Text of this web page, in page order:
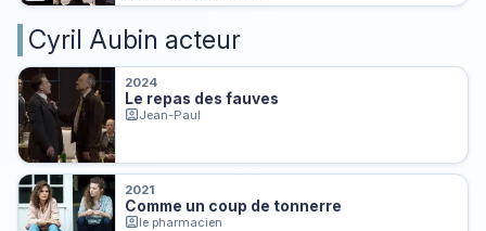
Cyril Aubin acteur
2024
Le repas des fauves
Jean-Paul
2021
Comme un coup de tonnerre
le pharmacien